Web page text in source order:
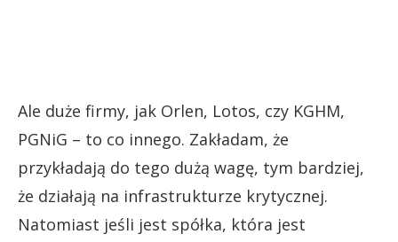
Ale duże firmy, jak Orlen, Lotos, czy KGHM,
PGNiG – to co innego. Zakładam, że
przykładają do tego dużą wagę, tym bardziej,
że działają na infrastrukturze krytycznej.
Natomiast jeśli jest spółka, która jest